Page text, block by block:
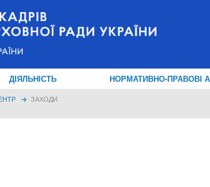
ДІЯЛЬНІСТЬ НОРМАТИВНО-ПРАВОВІ
ЗАХОДИ